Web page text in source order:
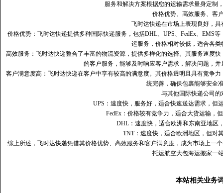
服务和解决方案根据您的运输需求量身定制
价格优势、高效服务、客
飞时达快递在市场上表现良好，
价格优势：飞时达快递提供多种国际快递服务，包括DHL、UPS、FedEx、EMS
运服务，价格相对较低，适合各
高效服务：飞时达快递整合了丰富的物流资源，提供多样化的选择。其服务速度
的客户服务，能够及时响应客户需求，解决问题，
客户满意度高‌：飞时达快递在客户中享有较高的满意度。其价格透明且具有竞争
统完善，确保包裹能够安全
与其他国际快递公司的
UPS：速度快，服务好，适合快速送达需求，但
FedEx：价格较有竞争力，适合大货运输，
DHL：速度快，适合欧洲和东南亚地区
TNT：速度快，适合欧洲地区，但对
综上所述，飞时达快递凭借其价格优势、高效服务和客户满意度，成为市场上一
托运航空大包海运搬家一
本站相关业务